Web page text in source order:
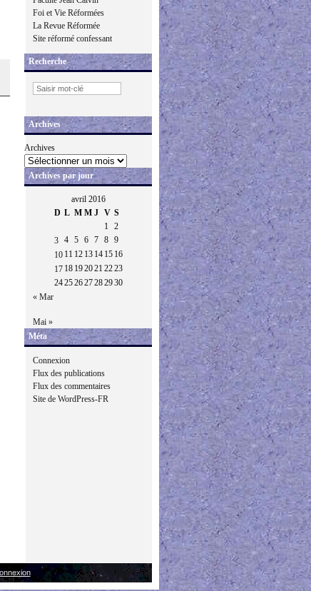
Foi et Vie Réformées
La Revue Réformée
Site réformé confessant
Recherche
Archives
Archives
Archives par jour
avril 2016
D L M M J V S
1
2
3
4 5 6 7 8
9
10 11 12 13 14 15 16
17 18 192021 2223
24252627282930
« Mar
Mai »
Méta
Connexion
Flux des publications
Flux des commentaires
Site de WordPress-FR